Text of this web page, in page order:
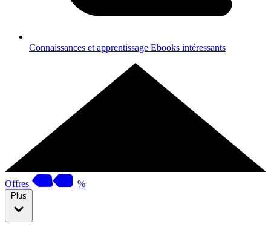
Connaissances et apprentissage Ebooks intéressants
Offres %
Plus